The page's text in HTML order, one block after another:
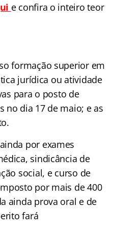
e confira o inteiro teor
formação superior em
jurídica ou atividade
para o posto de
no dia 17 de maio; e as
por exames
sindicância de
social, e curso de
por mais de 400
ainda prova oral e de
fará